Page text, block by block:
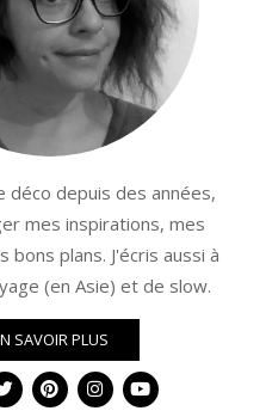
déco depuis des années,
mes inspirations, mes
bons plans. J'écris aussi à
(en Asie) et de slow.
SAVOIR PLUS